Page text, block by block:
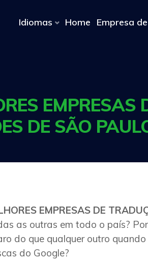
Idiomas Home Empresa
EMPRESAS
DE SÃO
EMPRESAS DE
as outras em todo o país?
do que qualquer outro
do Google?